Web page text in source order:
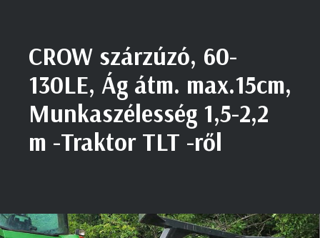
CROW szárzúzó, 60-
130LE, Ág átm. max.15cm,
Munkaszélesség 1,5-2,2
m -Traktor TLT -ről